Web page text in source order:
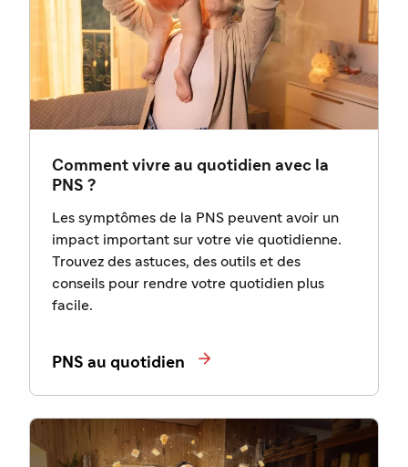
Comment vivre au quotidien avec la
PNS ?
Les symptômes de la PNS peuvent avoir un
impact important sur votre vie quotidienne.
Trouvez des astuces, des outils et des
conseils pour rendre votre quotidien plus
facile.
PNS au quotidien 